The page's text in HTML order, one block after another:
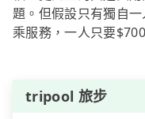
題。但假設只有獨自
乘服務，一人只要
tripool 旅步